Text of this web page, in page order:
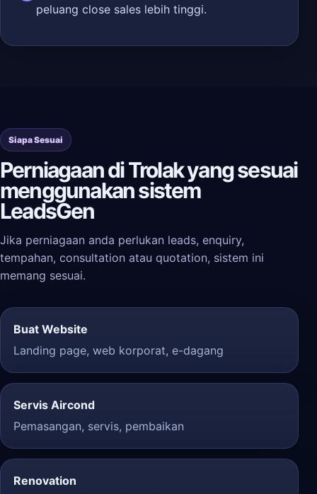
peluang close sales lebih tinggi.
Siapa Sesuai
Perniagaan di Trolak yang sesuai
menggunakan sistem
LeadsGen
Jika perniagaan anda perlukan leads, enquiry,
tempahan, consultation atau quotation, sistem ini
memang sesuai.
Buat Website
Landing page, web korporat, e-dagang
Servis Aircond
Pemasangan, servis, pembaikan
Renovation